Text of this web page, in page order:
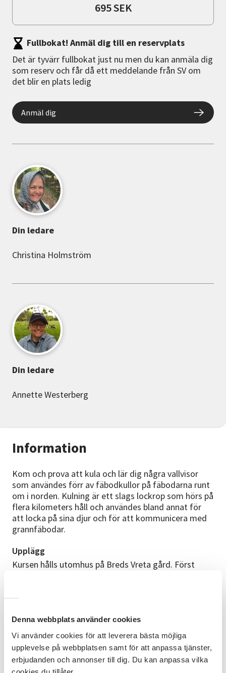
Denna webbplats använder cookies
Vi använder cookies för att leverera bästa möjliga
upplevelse på webbplatsen samt för att anpassa tjänster,
erbjudanden och annonser till dig. Du kan anpassa vilka
Information
Kom och prova att kula och lär dig några vallvisor
som användes förr av fäbodkullor på fäbodarna runt
om i norden. Kulning är ett slags lockrop som hörs på
flera kilometers håll och användes bland annat för
att locka på sina djur och för att kommunicera med
grannfäbodar.
Upplägg
Kursen hålls utomhus på Breds Vreta gård. Först
och vi går igenom kulningen. Ta gärna med frukt,
Ät gärna middag innan då vi kör med endast en kort
paus.
Förkunskaper
För dig som är nybörjare i kulning. Så inga
695 SEK
Fullbokat! Anmäl dig till en reservplats
Det är tyvärr fullbokat just nu men du kan anmäla dig
som reserv och får då ett meddelande från SV om
det blir en plats ledig
Anmäl dig
Din ledare
Christina Holmström
Din ledare
Annette Westerberg